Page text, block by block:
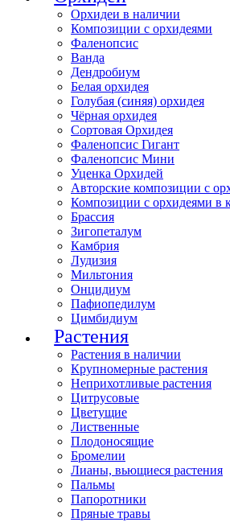
Орхидеи в наличии
Композиции с орхидеями
Фаленопсис
Ванда
Дендробиум
Белая орхидея
Голубая (синяя) орхидея
Чёрная орхидея
Сортовая Орхидея
Фаленопсис Гигант
Фаленопсис Мини
Уценка Орхидей
Авторские композиции с
Композиции с орхидеями в
Брассия
Зигопеталум
Камбрия
Лудизия
Мильтония
Онцидиум
Пафиопедилум
Цимбидиум
Растения
Растения в наличии
Крупномерные растения
Неприхотливые растения
Цитрусовые
Цветущие
Лиственные
Плодоносящие
Бромелии
Лианы, вьющиеся растения
Пальмы
Папоротники
Пряные травы